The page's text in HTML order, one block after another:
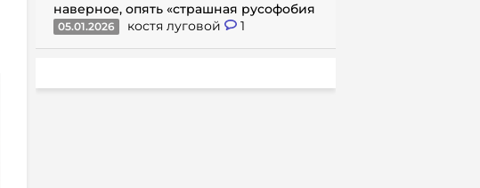
наверное, опять «страшная русофобия
05.01.2026 костя луговой 1